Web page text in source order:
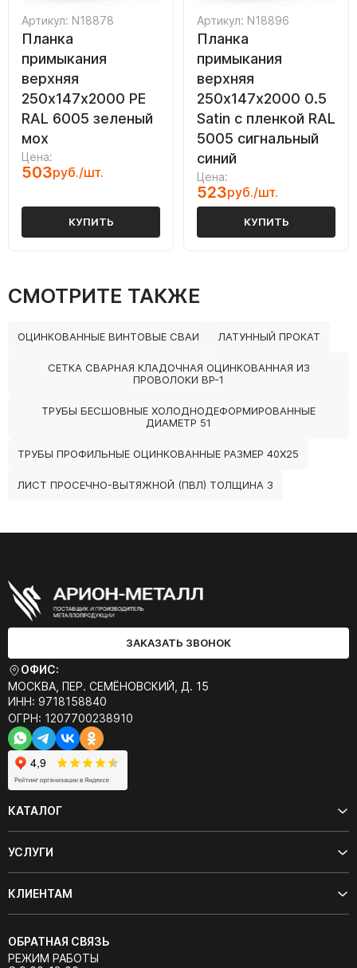
Артикул: N18878
Планка
примыкания
верхняя
250х147х2000 PE
RAL 6005 зеленый
мох
Цена:
503руб./шт.
КУПИТЬ
Артикул: N18896
Планка
примыкания
верхняя
250х147х2000 0.5
Satin с пленкой RAL
5005 сигнальный
синий
Цена:
523руб./шт.
КУПИТЬ
СМОТРИТЕ ТАКЖЕ
ОЦИНКОВАННЫЕ ВИНТОВЫЕ СВАИ ЛАТУННЫЙ ПРОКАТ
СЕТКА СВАРНАЯ КЛАДОЧНАЯ ОЦИНКОВАННАЯ ИЗ
ПРОВОЛОКИ ВР-1
ТРУБЫ БЕСШОВНЫЕ ХОЛОДНОДЕФОРМИРОВАННЫЕ
ДИАМЕТР 51
ТРУБЫ ПРОФИЛЬНЫЕ ОЦИНКОВАННЫЕ РАЗМЕР 40Х25
ЛИСТ ПРОСЕЧНО-ВЫТЯЖНОЙ (ПВЛ) ТОЛЩИНА 3
ЗАКАЗАТЬ ЗВОНОК
ОФИС:
МОСКВА, ПЕР. СЕМЁНОВСКИЙ, Д. 15
ИНН: 9718158840
ОГРН: 1207700238910
КАТАЛОГ
УСЛУГИ
КЛИЕНТАМ
ОБРАТНАЯ СВЯЗЬ
РЕЖИМ РАБОТЫ